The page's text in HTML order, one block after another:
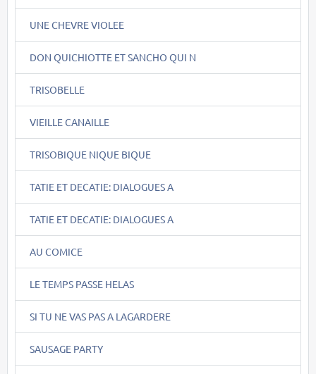
UNE CHEVRE VIOLEE
DON QUICHIOTTE ET SANCHO QUI N
TRISOBELLE
VIEILLE CANAILLE
TRISOBIQUE NIQUE BIQUE
TATIE ET DECATIE: DIALOGUES A
TATIE ET DECATIE: DIALOGUES A
AU COMICE
LE TEMPS PASSE HELAS
SI TU NE VAS PAS A LAGARDERE
SAUSAGE PARTY